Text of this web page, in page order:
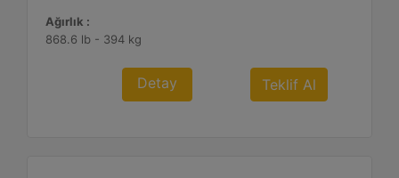
Ağırlık :
868.6 lb - 394 kg
Detay Teklif Al